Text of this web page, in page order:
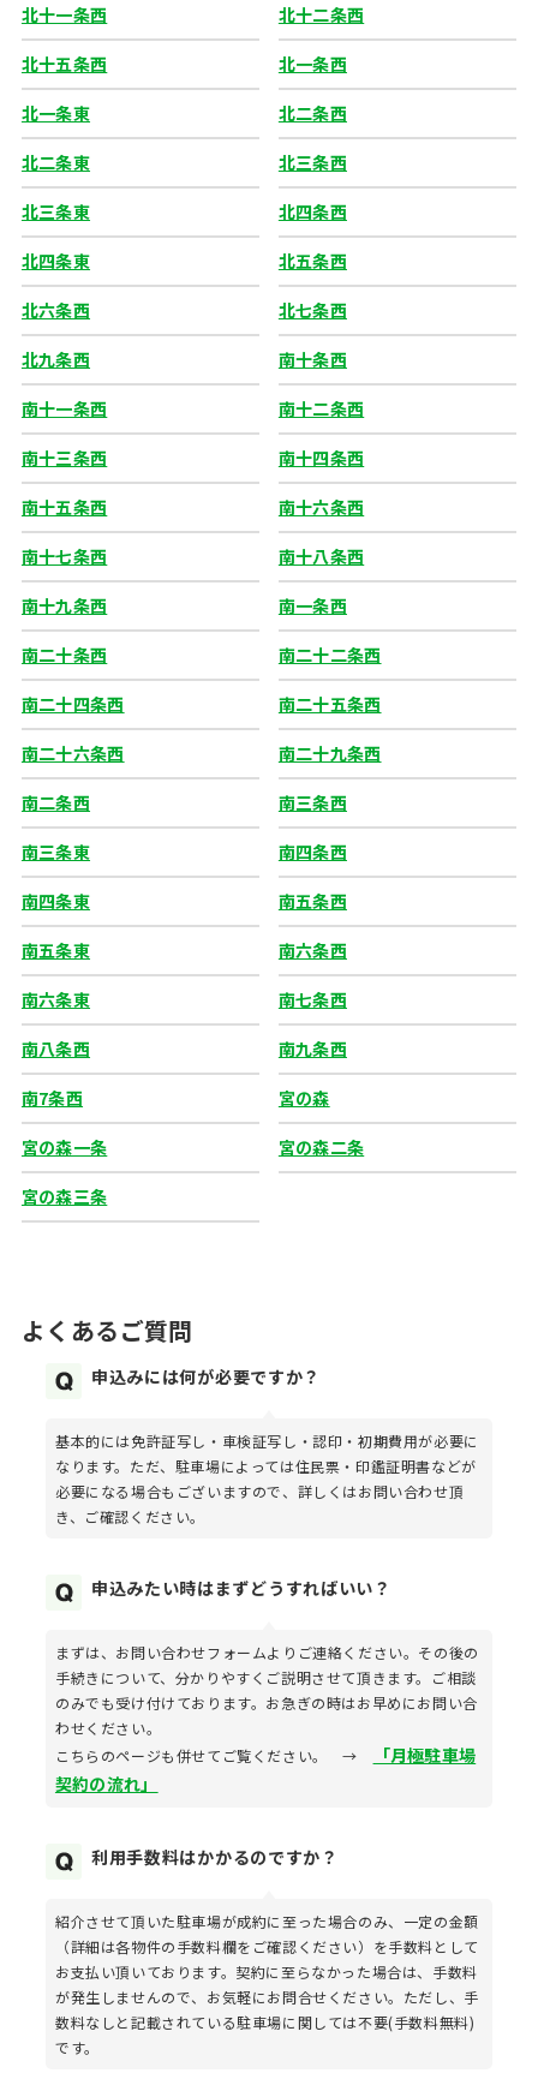
北十一条西 北十二条西
北十五条西 北一条西
北一条東 北二条西
北二条東 北三条西
北三条東 北四条西
北四条東 北五条西
北六条西 北七条西
北九条西 南十条西
南十一条西 南十二条西
南十三条西 南十四条西
南十五条西 南十六条西
南十七条西 南十八条西
南十九条西 南一条西
南二十条西 南二十二条西
南二十四条西 南二十五条西
南二十六条西 南二十九条西
南二条西 南三条西
南三条東 南四条西
南四条東 南五条西
南五条東 南六条西
南六条東 南七条西
南八条西 南九条西
南7条西 宮の森
宮の森一条 宮の森二条
宮の森三条
よくあるご質問
申込みには何が必要ですか？
基本的には免許証写し・車検証写し・認印・初期費用が必要に
なります。ただ、駐車場によっては住民票・印鑑証明書などが
必要になる場合もございますので、詳しくはお問い合わせ頂
き、ご確認ください。
申込みたい時はまずどうすればいい？
まずは、お問い合わせフォームよりご連絡ください。その後の
手続きについて、分かりやすくご説明させて頂きます。ご相談
のみでも受け付けております。お急ぎの時はお早めにお問い合
わせください。
こちらのページも併せてご覧ください。 →
「月極駐車場
契約の流れ」
利用手数料はかかるのですか？
紹介させて頂いた駐車場が成約に至った場合のみ、一定の金額
（詳細は各物件の手数料欄をご確認ください）を手数料として
お支払い頂いております。契約に至らなかった場合は、手数料
が発生しませんので、お気軽にお問合せください。ただし、手
数料なしと記載されている駐車場に関しては不要(手数料無料)
です。